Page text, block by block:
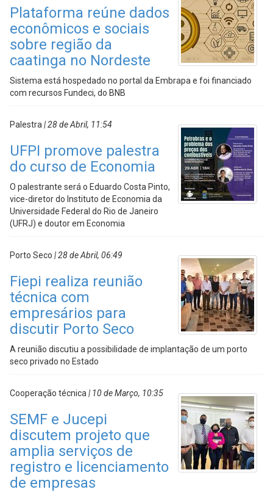
Plataforma reúne dados
econômicos e sociais
sobre região da
caatinga no Nordeste
Sistema está hospedado no portal da Embrapa e foi financiado
com recursos Fundeci, do BNB
Palestra | 28 de Abril, 11:54
UFPI promove palestra
do curso de Economia
O palestrante será o Eduardo Costa Pinto,
vice-diretor do Instituto de Economia da
Universidade Federal do Rio de Janeiro
(UFRJ) e doutor em Economia
Porto Seco | 28 de Abril, 06:49
Fiepi realiza reunião
técnica com
empresários para
discutir Porto Seco
A reunião discutiu a possibilidade de implantação de um porto
seco privado no Estado
Cooperação técnica | 10 de Março, 10:35
SEMF e Jucepi
discutem projeto que
amplia serviços de
registro e licenciamento
de empresas